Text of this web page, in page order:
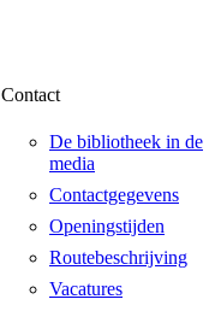
Contact
De bibliotheek in de
media
Contactgegevens
Openingstijden
Routebeschrijving
Vacatures